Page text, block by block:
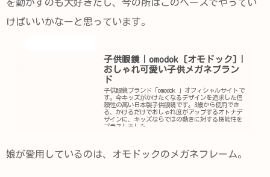
を動かすのも大好きだし、今の所はこのペースでやってい
けばいいかなーと思っています。
子供眼鏡｜omodok [オモドック]｜
おしゃれ可愛い子供メガネブラン
ド
子供眼鏡ブランド「omodok 」オフィシャルサイトで
す。今キッズがかけたくなるデザインを追求した信
頼性の高い日本製子供眼鏡です。3歳から使用でき
る、かけるだけでおしゃれ度がアップするオトナデ
ザインに、キッズならではの動きに対する機能性を
プラスしました。
娘が愛用しているのは、オモドックのメガネフレーム。